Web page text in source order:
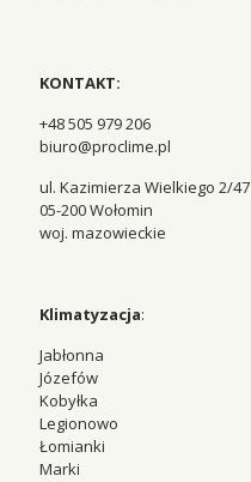
KONTAKT:
+48 505 979 206
biuro@proclime.pl
ul. Kazimierza Wielkiego 2/47
05-200 Wołomin
woj. mazowieckie
Klimatyzacja:
Jabłonna
Józefów
Kobyłka
Legionowo
Łomianki
Marki